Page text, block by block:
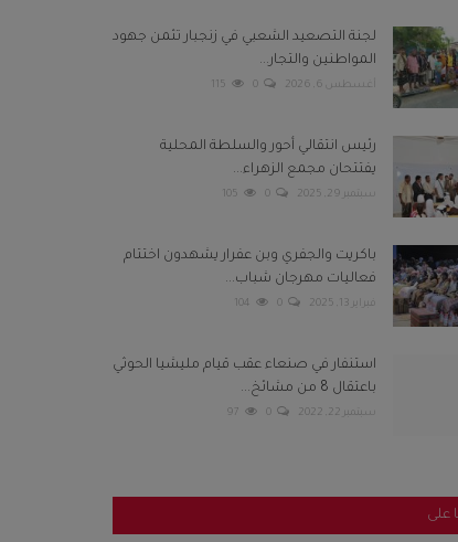
لجنة التصعيد الشعبي في زنجبار تثمن جهود
المواطنين والتجار...
أغسطس 6, 2026 0
115
رئيس انتقالي أحور والسلطة المحلية
يفتتحان مجمع الزهراء...
سبتمبر 29, 2025 0
105
باكريت والجفري وبن عفرار يشهدون اختتام
فعاليات مهرجان شباب...
فبراير 13, 2025 0
104
استنفار في صنعاء عقب قيام مليشيا الحوثي
باعتقال 8 من مشائخ...
سبتمبر 22, 2022 0
97
على